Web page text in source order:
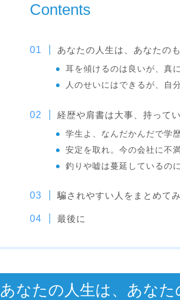
Contents
あなたの人生は、あなたの
耳を傾けるのは良いが、真
人のせいにはできるが、自
経歴や肩書は大事、持って
学生よ、なんだかんだで学
安定を取れ。今の会社に不
釣りや嘘は蔓延しているの
騙されやすい人をまとめて
最後に
あなたの人生は、あなた